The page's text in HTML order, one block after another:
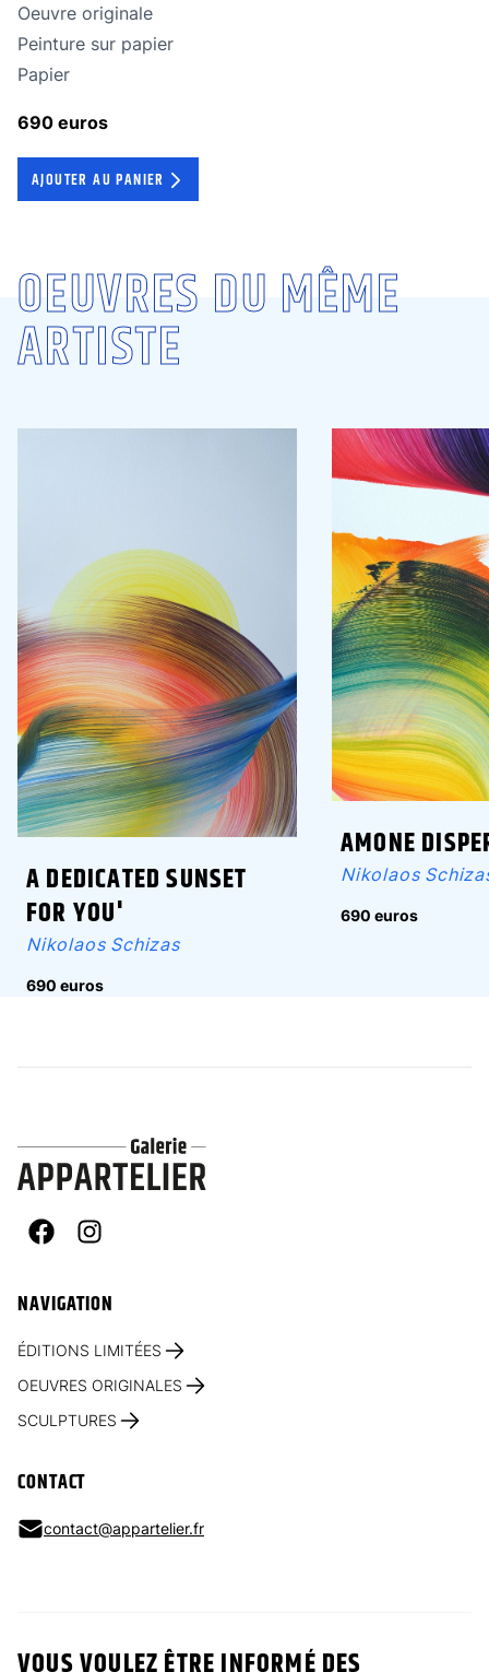
Oeuvre originale
Oeuvre originale
Technique
Peinture sur papier
Technique
Papier
690 euros
AJOUTER AU PANIER
OEUVRES DU MÊME
ARTISTE
A DEDICATED SUNSET
FOR YOU'
Nikolaos Schizas
690 euros
AMONE
Nikolaos
690 euros
FacebookInstagram
NAVIGATION
ÉDITIONS LIMITÉES
OEUVRES ORIGINALES
SCULPTURES
CONTACT
contact@appartelier.fr